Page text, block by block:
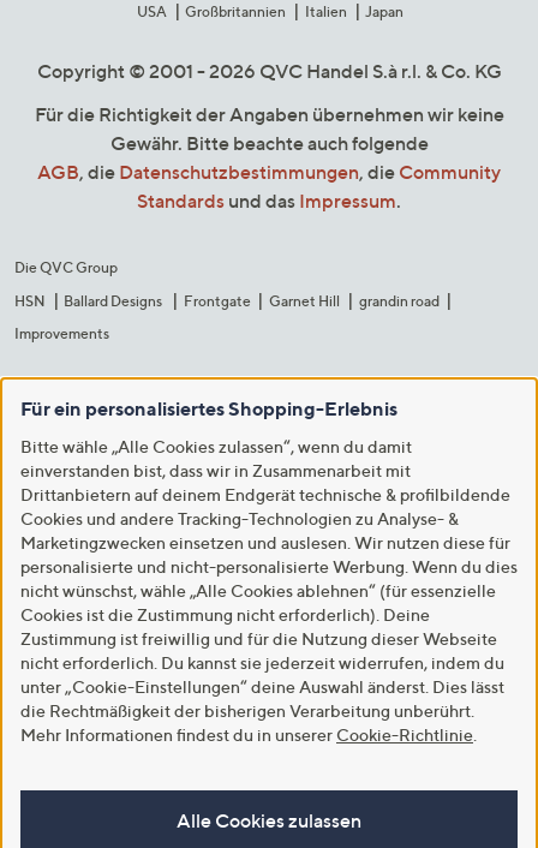
USA
Großbritannien Italien Japan
Copyright © 2001 - 2026 QVC Handel S.à r.l. & Co. KG
Für die Richtigkeit der Angaben übernehmen wir keine
Gewähr. Bitte beachte auch folgende
AGB, die Datenschutzbestimmungen, die Community
Standards und das Impressum.
Die QVC Group
HSN
Ballard Designs Frontgate Garnet Hill
grandin road
Improvements
Für ein personalisiertes Shopping-Erlebnis
Bitte wähle „Alle Cookies zulassen“, wenn du damit
einverstanden bist, dass wir in Zusammenarbeit mit
Drittanbietern auf deinem Endgerät technische & profilbildende
Cookies und andere Tracking-Technologien zu Analyse- &
Marketingzwecken einsetzen und auslesen. Wir nutzen diese für
personalisierte und nicht-personalisierte Werbung. Wenn du dies
nicht wünschst, wähle „Alle Cookies ablehnen“ (für essenzielle
Cookies ist die Zustimmung nicht erforderlich). Deine
Zustimmung ist freiwillig und für die Nutzung dieser Webseite
nicht erforderlich. Du kannst sie jederzeit widerrufen, indem du
unter „Cookie-Einstellungen“ deine Auswahl änderst. Dies lässt
die Rechtmäßigkeit der bisherigen Verarbeitung unberührt.
Mehr Informationen findest du in unserer Cookie-Richtlinie
Alle Cookies zulassen